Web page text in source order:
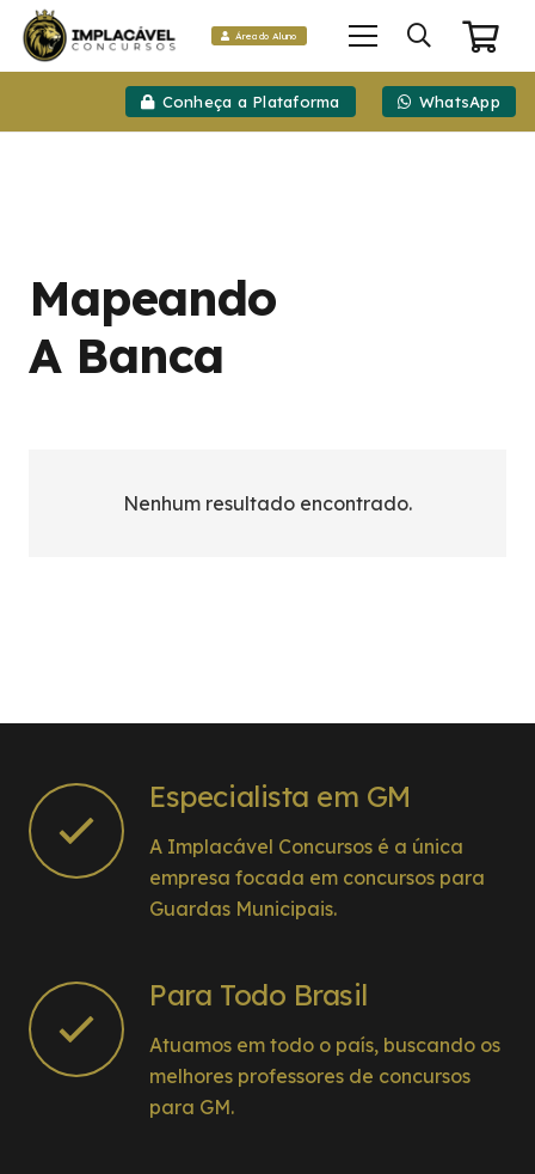
Área do Aluno
Conheça a Plataforma WhatsApp
Mapeando
A Banca
Nenhum resultado encontrado.
Especialista em GM
A Implacável Concursos é a única
empresa focada em concursos para
Guardas Municipais.
Para Todo Brasil
Atuamos em todo o país, buscando os
melhores professores de concursos
para GM.